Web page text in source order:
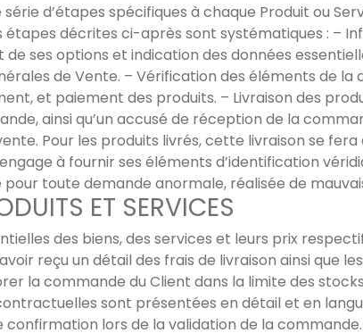
série d’étapes spécifiques à chaque Produit ou
étapes décrites ci-après sont systématiques : –
de ses options et indication des données
de Vente. – Vérification des éléments de
et paiement des produits. – Livraison des
ainsi qu’un accusé de réception de la
Pour les produits livrés, cette livraison se
à fournir ses éléments d’identification
toute demande anormale, réalisée de
ET SERVICES
des biens, des services et leurs prix
reçu un détail des frais de livraison ainsi que
la commande du Client dans la limite des
sont présentées en détail et en
confirmation lors de la validation de la